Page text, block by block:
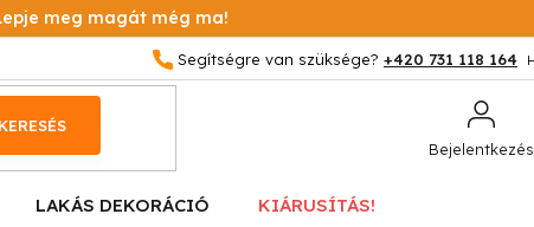
meg magát még ma!
+420 731 118 164
Bejelentkezés
KERESÉS
LAKÁS DEKORÁCIÓ KIÁRUSÍTÁS!